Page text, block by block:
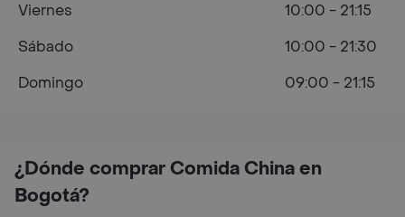
¿Dónde comprar Comida China en
Bogotá?
Viernes
10:00 - 21:15
Sábado
10:00 - 21:30
Domingo
09:00 - 21:15